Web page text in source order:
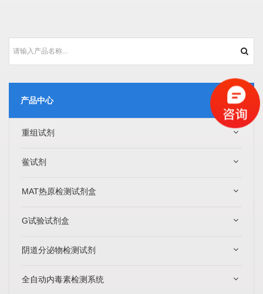
产品中心
重组试剂
鲎试剂
MAT热原检测试剂盒
G试验试剂盒
阴道分泌物检测试剂
全自动内毒素检测系统